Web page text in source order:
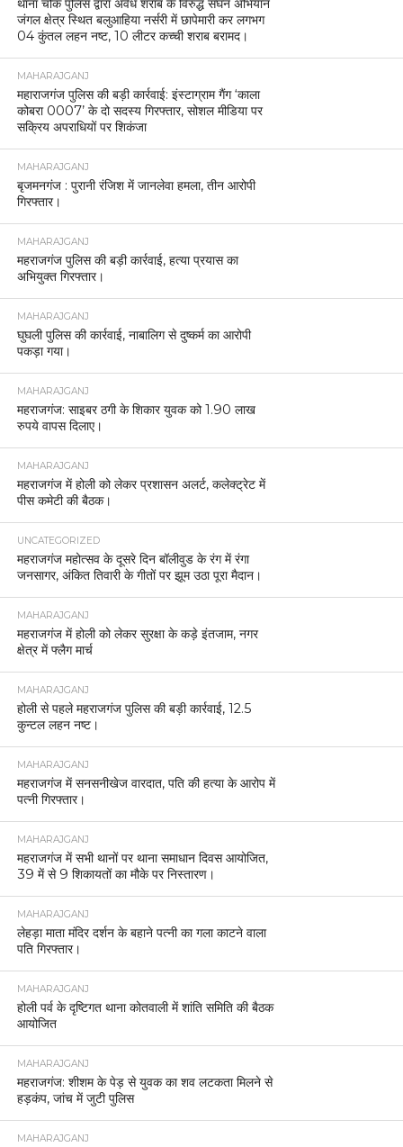
थाना चौक पुलिस द्वारा अवैध शराब के विरुद्ध सघन अभियान
जंगल क्षेत्र स्थित बलुआहिया नर्सरी में छापेमारी कर लगभग
04 कुंतल लहन नष्ट, 10 लीटर कच्ची शराब बरामद।
MAHARAJGANJ
महाराजगंज पुलिस की बड़ी कार्रवाई: इंस्टाग्राम गैंग ‘काला
कोबरा 0007’ के दो सदस्य गिरफ्तार, सोशल मीडिया पर
सक्रिय अपराधियों पर शिकंजा
MAHARAJGANJ
बृजमनगंज : पुरानी रंजिश में जानलेवा हमला, तीन आरोपी
गिरफ्तार।
MAHARAJGANJ
महराजगंज पुलिस की बड़ी कार्रवाई, हत्या प्रयास का
अभियुक्त गिरफ्तार।
MAHARAJGANJ
घुघली पुलिस की कार्रवाई, नाबालिग से दुष्कर्म का आरोपी
पकड़ा गया।
MAHARAJGANJ
महराजगंज: साइबर ठगी के शिकार युवक को 1.90 लाख
रुपये वापस दिलाए।
MAHARAJGANJ
महराजगंज में होली को लेकर प्रशासन अलर्ट, कलेक्ट्रेट में
पीस कमेटी की बैठक।
UNCATEGORIZED
महराजगंज महोत्सव के दूसरे दिन बॉलीवुड के रंग में रंगा
जनसागर, अंकित तिवारी के गीतों पर झूम उठा पूरा मैदान।
MAHARAJGANJ
महराजगंज में होली को लेकर सुरक्षा के कड़े इंतजाम, नगर
क्षेत्र में फ्लैग मार्च
MAHARAJGANJ
होली से पहले महराजगंज पुलिस की बड़ी कार्रवाई, 12.5
कुन्टल लहन नष्ट।
MAHARAJGANJ
महराजगंज में सनसनीखेज वारदात, पति की हत्या के आरोप में
पत्नी गिरफ्तार।
MAHARAJGANJ
महराजगंज में सभी थानों पर थाना समाधान दिवस आयोजित,
39 में से 9 शिकायतों का मौके पर निस्तारण।
MAHARAJGANJ
लेहड़ा माता मंदिर दर्शन के बहाने पत्नी का गला काटने वाला
पति गिरफ्तार।
MAHARAJGANJ
होली पर्व के दृष्टिगत थाना कोतवाली में शांति समिति की बैठक
आयोजित
MAHARAJGANJ
महराजगंज: शीशम के पेड़ से युवक का शव लटकता मिलने से
हड़कंप, जांच में जुटी पुलिस
MAHARAJGANJ